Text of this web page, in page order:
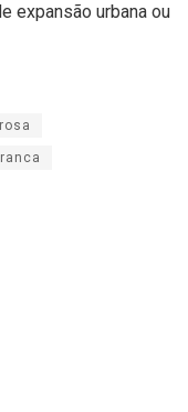
expansão urbana ou